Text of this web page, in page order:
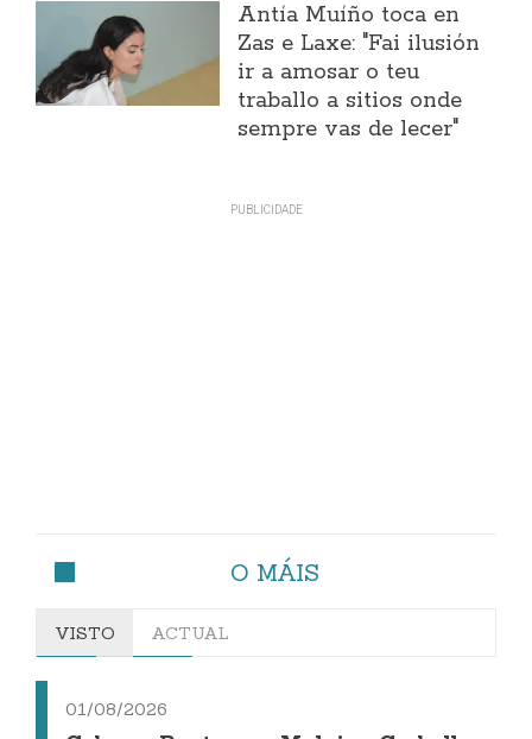
Antía Muíño toca en
Zas e Laxe: "Fai ilusión
ir a amosar o teu
traballo a sitios onde
sempre vas de lecer"
O MÁIS
VISTO ACTUAL
01/08/2026